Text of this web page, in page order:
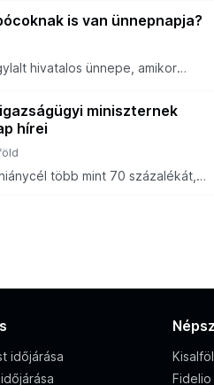
is van ünnepnapja?
hivatalos ünnepe, amikor
miniszternek
hírei
több mint 70 százalékát,
időjárása
Fidelio